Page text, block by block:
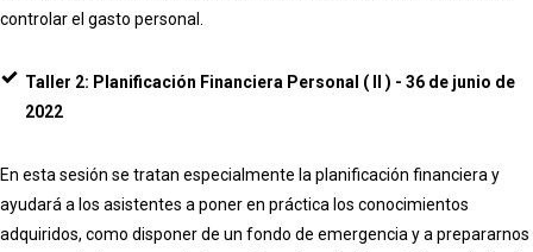
controlar el gasto personal.
Taller 2: Planificación Financiera Personal ( II ) - 36 de junio de
2022
En esta sesión se tratan especialmente la planificación financiera y
ayudará a los asistentes a poner en práctica los conocimientos
adquiridos, como disponer de un fondo de emergencia y a prepararnos